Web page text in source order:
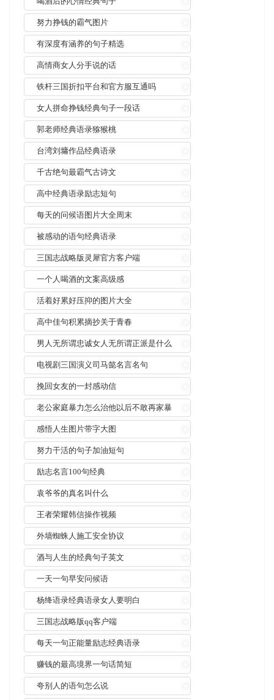
努力挣钱的霸气图片
有深度有涵养的句子精选
高情商女人分手说的话
铁杆三国折扣平台和官方服互通吗
女人拼命挣钱经典句子一段话
郭老师经典语录猕猴桃
台湾刘墉作品经典语录
千古绝句最霸气古诗文
高中经典语录励志短句
每天的问候语图片大全周末
被感动的语句经典语录
三国志战略版灵犀官方客户端
一个人喝酒的文案高级感
活着好累好压抑的图片大全
高中佳句积累摘抄关于青春
男人无所谓忠诚女人无所谓正派是什么
意思
电视剧三国演义司马懿名言名句
挽回女友的一封感动信
老公家庭暴力怎么治他以后不敢再家暴
感悟人生图片带字大图
努力干活的句子加油短句
励志名言100句经典
袁爷爷的真名叫什么
王者荣耀韩信操作视频
外墙蜘蛛人施工安全协议
酒与人生的经典句子英文
一天一句早安问候语
杨绛语录经典语录女人要明白
三国志战略版qq客户端
每天一句正能量励志经典语录
赚钱的最高境界一句话简短
夸别人的语句怎么说